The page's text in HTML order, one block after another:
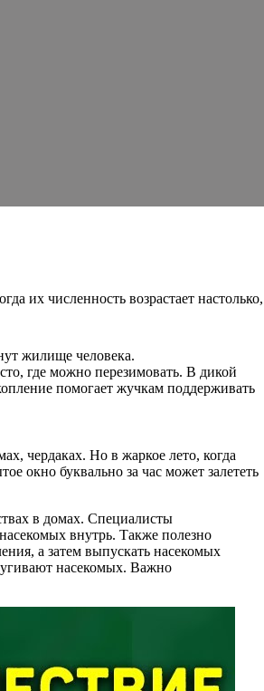
их численность возрастает настолько,
жилище человека.
где можно перезимовать. В дикой
помогает жучкам поддерживать
чердаках. Но в жаркое лето, когда
окно буквально за час может залететь
в домах. Специалисты
внутрь. Также полезно
а затем выпускать насекомых
насекомых. Важно